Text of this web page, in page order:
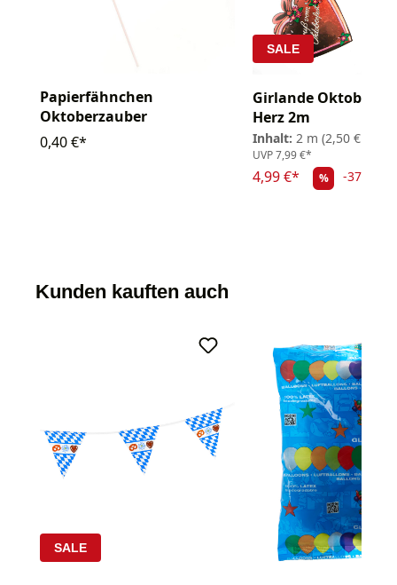
Papierfähnchen
Oktoberzauber
0,40 €*
SALE
Girlande
Herz 2m
Inhalt: 2 m (2,50 € / 1 m)
UVP7,99 €*
4,99 €* % -37.55%
Kunden kauften auch
SALE